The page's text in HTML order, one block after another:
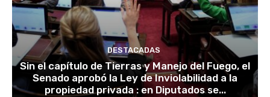
DESTACADAS
Sin el capítulo de Tierras y Manejo del Fuego, el
Senado aprobó la Ley de Inviolabilidad a la
propiedad privada : en Diputados se...